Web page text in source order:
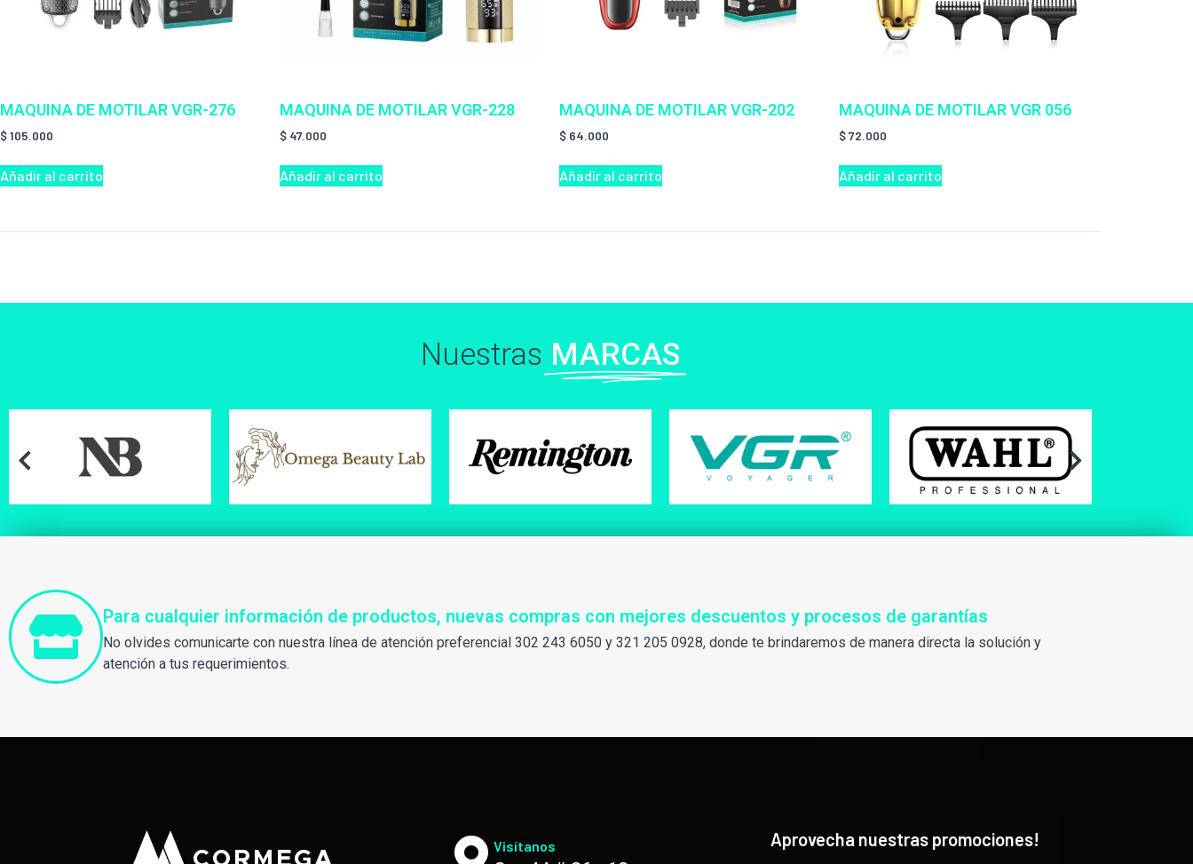
MAQUINA DE MOTILAR VGR-276
$105.000
Añadir al carrito
MAQUINA DE MOTILAR VGR-228
$ 47.000
Añadir al carrito
MAQUINA DE MOTILAR VGR-202
$ 64.000
Añadir al carrito
MAQUINA DE MOTILAR VGR 056
$72.000
Añadir al carrito
Nuestras MARCAS
Para cualquier información de productos, nuevas compras con mejores descuentos y procesos de garantías
No olvides comunicarte con nuestra línea de atención preferencial 302 243 6050 y 321 205 0928, donde te brindaremos de manera directa la solución y
atención a tus requerimientos.
Visítanos Aprovecha nuestras promociones!